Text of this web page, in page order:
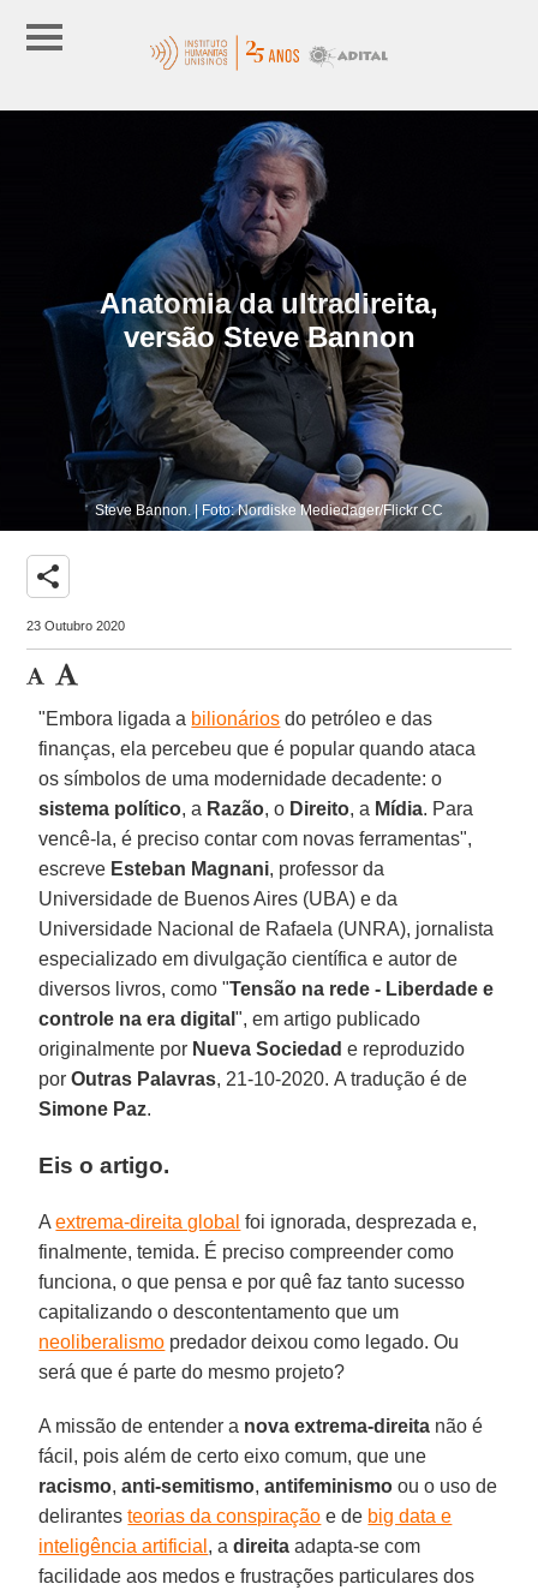
Anatomia da ultradireita,
versão Steve Bannon
Steve Bannon. | Foto: Nordiske Mediedager/Flickr CC
share
23 Outubro 2020
"Embora ligada a bilionários do petróleo e das
finanças, ela percebeu que é popular quando ataca
os símbolos de uma modernidade decadente: o
sistema político, a Razão, o Direito, a Mídia. Para
vencê-la, é preciso contar com novas ferramentas",
escreve Esteban Magnani, professor da
Universidade de Buenos Aires (UBA) e da
Universidade Nacional de Rafaela (UNRA), jornalista
especializado em divulgação científica e autor de
diversos livros, como "Tensão na rede - Liberdade e
controle na era digital", em artigo publicado
originalmente por Nueva Sociedad e reproduzido
porOutras Palavras, 21-10-2020. A tradução é de
Simone Paz.
Eis o artigo.
Aextrema-direita global foi ignorada, desprezada e,
finalmente, temida. É preciso compreender como
funciona, o que pensa e por quê faz tanto sucesso
capitalizando o descontentamento que um
neoliberalismo predador deixou como legado. Ou
será que é parte do mesmo projeto?
A missão de entender a nova extrema-direita não é
fácil, pois além de certo eixo comum, que une
racismo,anti-semitismo,antifeminismo ou o uso de
delirantesteorias da conspiração e de big data e
inteligência artificial , adireita adapta-se com
facilidade aos medos e frustrações particulares dos